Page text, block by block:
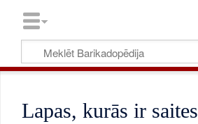
Lapas, kurās ir